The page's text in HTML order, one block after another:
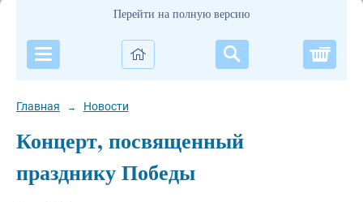
Перейти на полную версию
Главная → Новости
Концерт, посвященный
празднику Победы